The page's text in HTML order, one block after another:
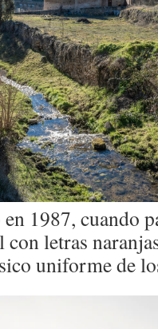
1987, cuando
con letras
uniforme de